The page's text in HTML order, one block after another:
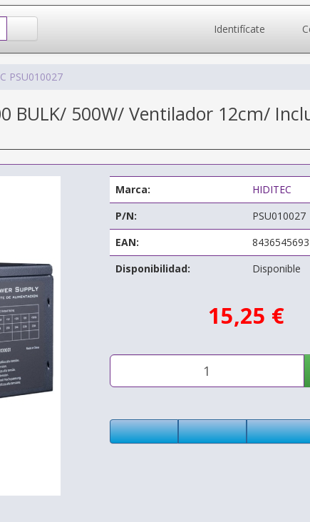
Identifícate
PSU010027
BULK/ 500W/ Ventilador 12cm/
Marca:
HIDITEC
P/N:
PSU010027
EAN:
Disponibilidad:
Disponible
15,25 €